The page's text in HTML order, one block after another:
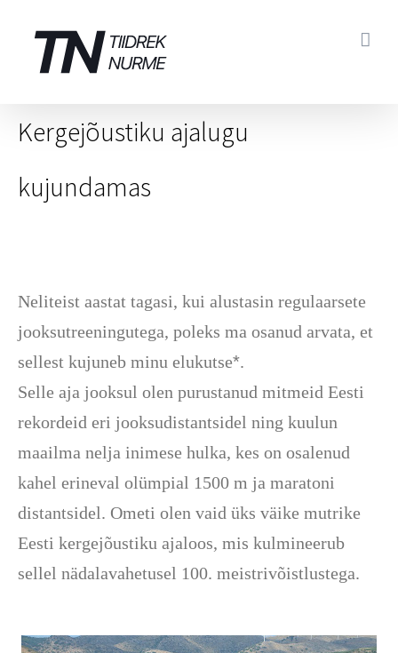
content
Kergejõustiku ajalugu
kujundamas
Neliteist aastat tagasi, kui alustasin regulaarsete
jooksutreeningutega, poleks ma osanud arvata, et
sellest kujuneb minu elukutse*.
Selle aja jooksul olen purustanud mitmeid Eesti
rekordeid eri jooksudistantsidel ning kuulun
maailma nelja inimese hulka, kes on osalenud
kahel erineval olümpial 1500 m ja maratoni
distantsidel. Ometi olen vaid üks väike mutrike
Eesti kergejõustiku ajaloos, mis kulmineerub
sellel nädalavahetusel 100. meistrivõistlustega.